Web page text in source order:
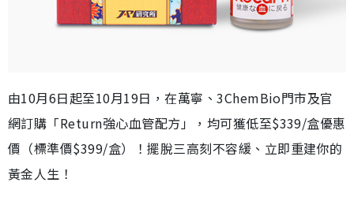
由10月6日起至10月19日，在萬寧、3ChemBio門市及官
網訂購「Return強心血管配方」，均可獲低至$339/盒優惠
價（標準價$399/盒）！擺脫三高刻不容緩、立即重建你的
黃金人生！